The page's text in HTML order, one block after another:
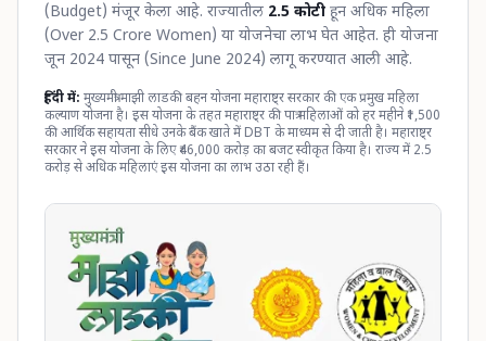
(Budget) मंजूर केला आहे. राज्यातील 2.5 कोटी हून अधिक महिला
(Over 2.5 Crore Women) या योजनेचा लाभ घेत आहेत. ही योजना
जून 2024 पासून (Since June 2024) लागू करण्यात आली आहे.
हिंदी में: मुख्यमंत्री माझी लाडकी बहन योजना महाराष्ट्र सरकार की एक प्रमुख महिला
कल्याण योजना है। इस योजना के तहत महाराष्ट्र की पात्र महिलाओं को हर महीने ₹1,500
की आर्थिक सहायता सीधे उनके बैंक खाते में DBT के माध्यम से दी जाती है। महाराष्ट्र
सरकार ने इस योजना के लिए ₹46,000 करोड़ का बजट स्वीकृत किया है। राज्य में 2.5
करोड़ से अधिक महिलाएं इस योजना का लाभ उठा रही हैं।